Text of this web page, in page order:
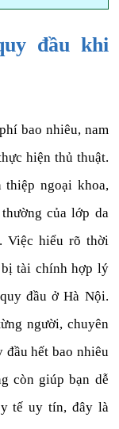
đầu khi
bao nhiêu, nam
hiện thủ thuật.
ngoại khoa,
của lớp da
Việc hiểu rõ thời
tài chính hợp lý
đầu ở Hà Nội.
người, chuyên
đầu hết bao nhiêu
còn giúp bạn dễ
tế uy tín, đây là